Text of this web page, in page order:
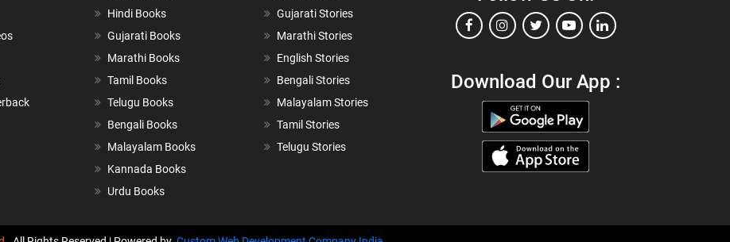
Hindi Books
Gujarati Books
Marathi Books
Tamil Books
Telugu Books
Bengali Books
Malayalam Books
Kannada Books
Urdu Books
Gujarati Stories
Marathi Stories
English Stories
Bengali Stories
Malayalam Stories
Tamil Stories
Telugu Stories
Download Our App :